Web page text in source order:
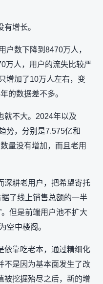
增长。
户数下降到8470万人，
万人，用户的流失比较严
增加了10万人左右，变
的数据差不多。
就不大。2024年以及
势，分别是7.575亿和
量没有增加，而且老用
深耕老用户，把希望寄托
了线上销售总额的一半
但是前端用户池不扩大
空中楼阁。
依靠吃老本，通过精细化
不是因为基本面发生了改
被挖掘殆尽之后，新的增